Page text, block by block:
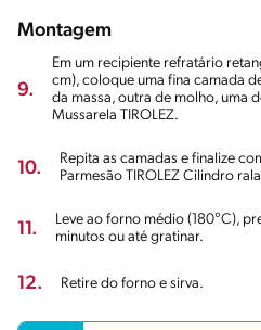
Montagem
9.
Em um recipiente refratário
cm), coloque uma fina camada
da massa, outra de molho, uma
Mussarela TIROLEZ.
10.
Repita as camadas e finalize
Parmesão TIROLEZ Cilindro
11.
Leve ao forno médio (180°C),
minutos ou até gratinar.
12. Retire do forno e sirva.